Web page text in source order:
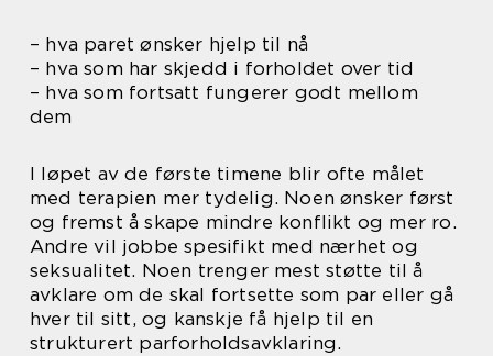
– hva paret ønsker hjelp til nå
– hva som har skjedd i forholdet over tid
– hva som fortsatt fungerer godt mellom
dem
I løpet av de første timene blir ofte målet
med terapien mer tydelig. Noen ønsker først
og fremst å skape mindre konflikt og mer ro.
Andre vil jobbe spesifikt med nærhet og
seksualitet. Noen trenger mest støtte til å
avklare om de skal fortsette som par eller gå
hver til sitt, og kanskje få hjelp til en
strukturert parforholdsavklaring.